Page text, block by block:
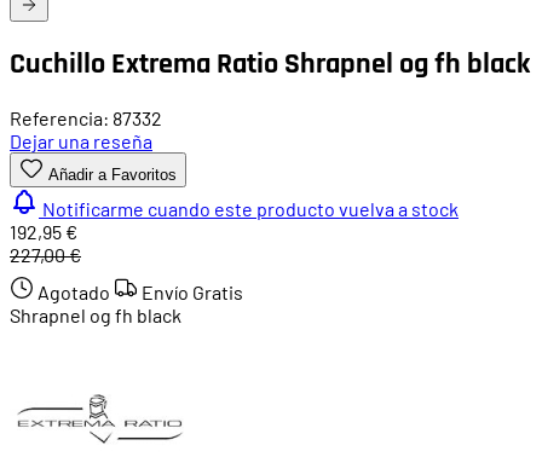
Cuchillo Extrema Ratio Shrapnel og fh black
Referencia: 87332
Dejar una reseña
Añadir a Favoritos
Notificarme cuando este producto vuelva a stock
192,95 €
227,00 €
Agotado
Envío Gratis
Shrapnel og fh black